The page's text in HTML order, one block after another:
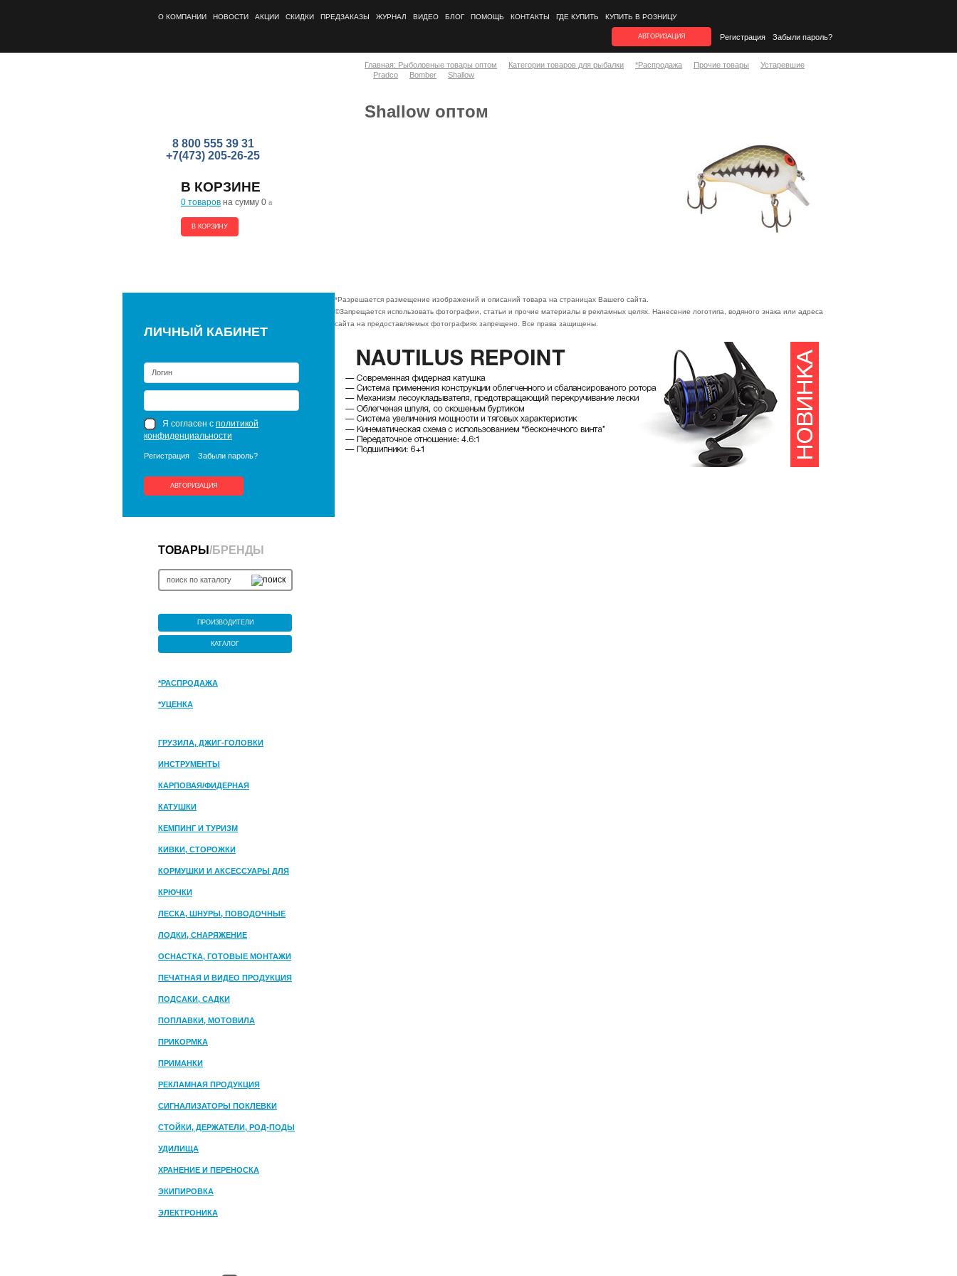
О КОМПАНИИ НОВОСТИ АКЦИИ СКИДКИ ПРЕДЗАКАЗЫ ЖУРНАЛ ВИДЕО БЛОГ ПОМОЩЬ КОНТАКТЫ ГДЕ КУПИТЬ КУПИТЬ В РОЗНИЦУ
АВТОРИЗАЦИЯ Регистрация Забыли пароль?
8 800 555 39 31
+7(473) 205-26-25
В КОРЗИНЕ
0 товаров на сумму 0 a
В КОРЗИНУ
ЛИЧНЫЙ КАБИНЕТ
Я согласен с политикой
конфиденциальности
Регистрация Забыли пароль?
АВТОРИЗАЦИЯ
ТОВАРЫ /БРЕНДЫ
ПРОИЗВОДИТЕЛИ
КАТАЛОГ
*РАСПРОДАЖА
*УЦЕНКА
ГРУЗИЛА, ДЖИГ-ГОЛОВКИ
ИНСТРУМЕНТЫ
КАРПОВАЯ/ФИДЕРНАЯ
КАТУШКИ
КЕМПИНГ И ТУРИЗМ
КИВКИ, СТОРОЖКИ
КОРМУШКИ И АКСЕССУАРЫ ДЛЯ
ПРИКОРМКИ
КРЮЧКИ
ЛЕСКА, ШНУРЫ, ПОВОДОЧНЫЕ
МАТЕРИАЛЫ
ЛОДКИ, СНАРЯЖЕНИЕ
ОСНАСТКА, ГОТОВЫЕ МОНТАЖИ
ПЕЧАТНАЯ И ВИДЕО ПРОДУКЦИЯ
ПОДСАКИ, САДКИ
ПОПЛАВКИ, МОТОВИЛА
ПРИКОРМКА
ПРИМАНКИ
РЕКЛАМНАЯ ПРОДУКЦИЯ
СИГНАЛИЗАТОРЫ ПОКЛЕВКИ
СТОЙКИ, ДЕРЖАТЕЛИ, РОД-ПОДЫ
УДИЛИЩА
ХРАНЕНИЕ И ПЕРЕНОСКА
ЭКИПИРОВКА
ЭЛЕКТРОНИКА
Главная: Рыболовные товары оптом Категории товаров для рыбалки *Распродажа Прочие товары
Устаревшие
Pradco
Bomber Shallow
Shallow оптом
*Разрешается размещение изображений и описаний товара на страницах Вашего сайта.
©Запрещается использовать фотографии, статьи и прочие материалы в рекламных целях. Нанесение логотипа, водяного знака или адреса
сайта на предоставляемых фотографиях запрещено. Все права защищены.